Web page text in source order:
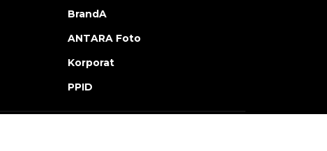
BrandA
ANTARA Foto
Korporat
PPID